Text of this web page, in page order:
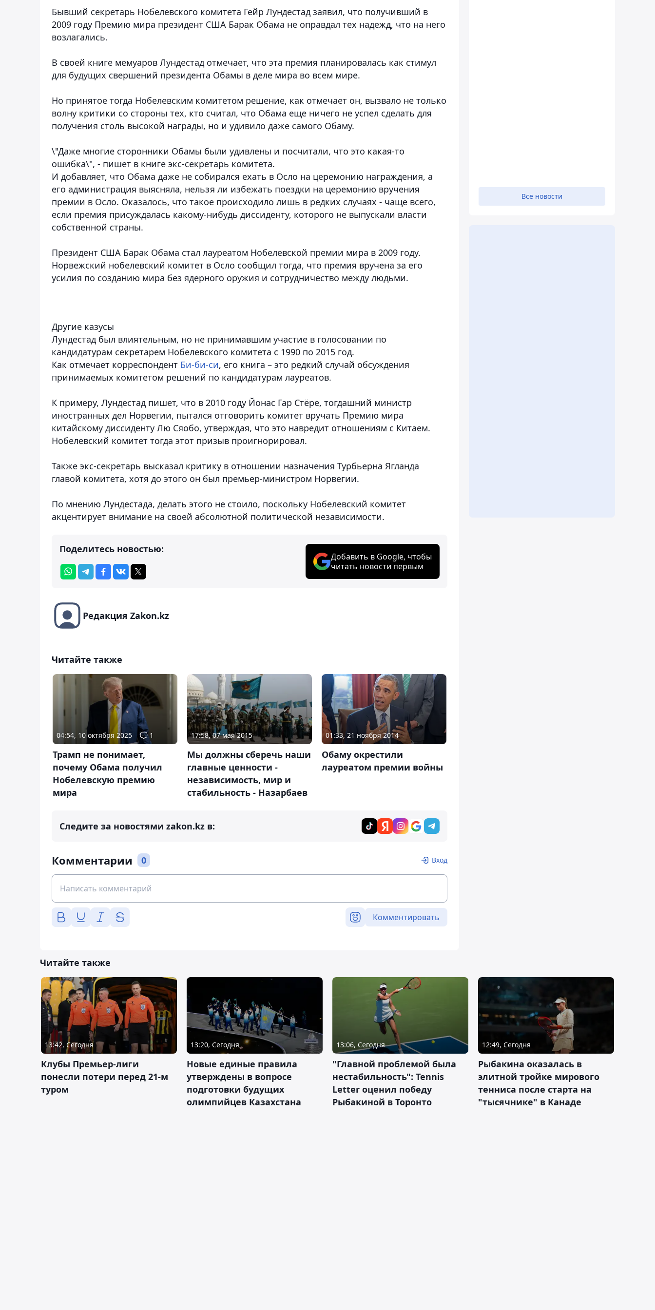
Бывший секретарь Нобелевского комитета Гейр Лундестад заявил, что получивший в
2009 году Премию мира президент США Барак Обама не оправдал тех надежд, что на него
возлагались.
В своей книге мемуаров Лундестад отмечает, что эта премия планировалась как стимул
для будущих свершений президента Обамы в деле мира во всем мире.
Но принятое тогда Нобелевским комитетом решение, как отмечает он, вызвало не только
волну критики со стороны тех, кто считал, что Обама еще ничего не успел сделать для
получения столь высокой награды, но и удивило даже самого Обаму.
\"Даже многие сторонники Обамы были удивлены и посчитали, что это какая-то
ошибка\", - пишет в книге экс-секретарь комитета.
И добавляет, что Обама даже не собирался ехать в Осло на церемонию награждения, а
его администрация выясняла, нельзя ли избежать поездки на церемонию вручения
премии в Осло. Оказалось, что такое происходило лишь в редких случаях - чаще всего,
если премия присуждалась какому-нибудь диссиденту, которого не выпускали власти
собственной страны.
Президент США Барак Обама стал лауреатом Нобелевской премии мира в 2009 году.
Норвежский нобелевский комитет в Осло сообщил тогда, что премия вручена за его
усилия по созданию мира без ядерного оружия и сотрудничество между людьми.
Другие казусы
Лундестад был влиятельным, но не принимавшим участие в голосовании по
кандидатурам секретарем Нобелевского комитета с 1990 по 2015 год.
Как отмечает корреспондент Би-би-си, его книга – это редкий случай обсуждения
принимаемых комитетом решений по кандидатурам лауреатов.
К примеру, Лундестад пишет, что в 2010 году Йонас Гар Стёре, тогдашний министр
иностранных дел Норвегии, пытался отговорить комитет вручать Премию мира
китайскому диссиденту Лю Сяобо, утверждая, что это навредит отношениям с Китаем.
Нобелевский комитет тогда этот призыв проигнорировал.
Также экс-секретарь высказал критику в отношении назначения Турбьерна Ягланда
главой комитета, хотя до этого он был премьер-министром Норвегии.
По мнению Лундестада, делать этого не стоило, поскольку Нобелевский комитет
акцентирует внимание на своей абсолютной политической независимости.
Поделитесь новостью:
Добавить в Google, чтобы
читать новости первым
Редакция Zakon.kz
Читайте также
04:54, 10 октября 2025 1
Трамп не понимает,
почему Обама получил
Нобелевскую премию
мира
17:58, 07 мая 2015
Мы должны сберечь наши
главные ценности -
независимость, мир и
стабильность - Назарбаев
01:33, 21 ноября 2014
Обаму окрестили
лауреатом премии войны
Следите за новостями zakon.kz в:
Комментарии 0 Вход
Комментировать
Все новости
Читайте также
13:42, Сегодня
Клубы Премьер-лиги
понесли потери перед 21-м
туром
13:20, Сегодня
Новые единые правила
утверждены в вопросе
подготовки будущих
олимпийцев Казахстана
13:06, Сегодня
"Главной проблемой была
нестабильность": Tennis
Letter оценил победу
Рыбакиной в Торонто
12:49, Сегодня
Рыбакина оказалась в
элитной тройке мирового
тенниса после старта на
"тысячнике" в Канаде